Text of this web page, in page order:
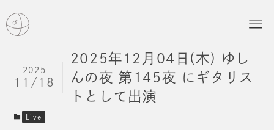
2025年12月04日(木) ゆし
んの夜 第145夜 にギタリス
トとして出演
2025
11/18
Live